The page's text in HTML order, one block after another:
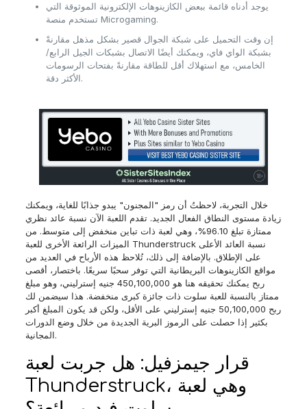
يوجد أدناه قائمة ببعض الكازينوهات الإلكترونية الموثوقة التي
تستخدم منصة Microgaming.
إن وقت التحميل على شبكة الجوال قصير بشكل مذهل مقارنةً
بشبكة الواي فاي، ويمكنك أيضًا الاتصال بشبكات الجيل الرابع/
الخامس، مع استهلاك أقل للطاقة مقارنةً بفتحات الرسومات
الأكثر دقة.
خلال التجربة، لاحظتُ أن رمز "المجنون" يبدو جذابًا للغاية، ويمكنك
زيادة مستوى النطاق الفعال الجديد. تقدم اللعبة الآن نسبة عائد نظري
ممتازة تبلغ 96.10%، وهي لعبة ذات تباين منخفض إلى متوسط. من
الميزات الرائعة الأخرى للعبة Thunderstruck نسبة العائد الأعلى
على الإطلاق. بالإضافة إلى ذلك، تُلاحظ هذه الأرباح في العديد من
مواقع الكازينوهات البريطانية التي توفر سحبًا سريعًا. باختصار، أقصى
ربح يمكنك تحقيقه هنا هو 450,100,000 جنيه إسترليني، وهو مبلغ
ممتاز بالنسبة للعبة سلوت ذات جائزة كبرى منخفضة. هذا سيضمن لك
ربح 50,100,000 جنيه إسترليني على الأقل، ولكن قد يكون المبلغ أكبر
بكثير إذا حصلت على الرموز البرية الجديدة من خلال وضع الدورات
المجانية.
قرار جيمزفيل: هل جربت لعبة
Thunderstruck، وهي لعبة